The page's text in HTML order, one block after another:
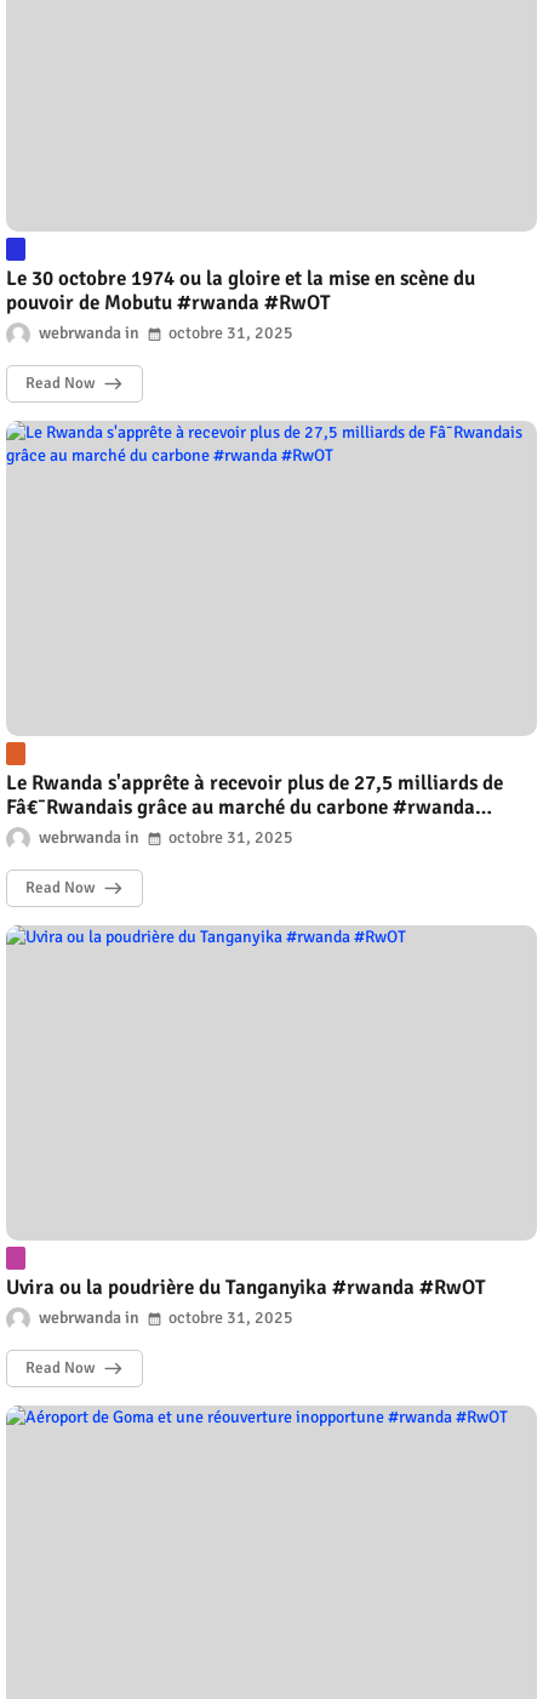
Le 30 octobre 1974 ou la gloire et la mise en scène du
pouvoir de Mobutu #rwanda #RwOT
webrwanda octobre 31, 2025
Read Now
Le Rwanda s'apprête à recevoir plus de 27,5 milliards de
Fâ€¯Rwandais grâce au marché du carbone #rwanda
#RwOTwebrwanda octobre 31, 2025
Read Now
Uvira ou la poudrière du Tanganyika #rwanda #RwOT
webrwanda octobre 31, 2025
Read Now